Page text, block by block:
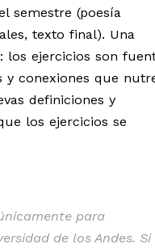
semestre (poesía
texto final). Una
los ejercicios son
y conexiones que
definiciones y
los ejercicios se
para
de los Andes. Si